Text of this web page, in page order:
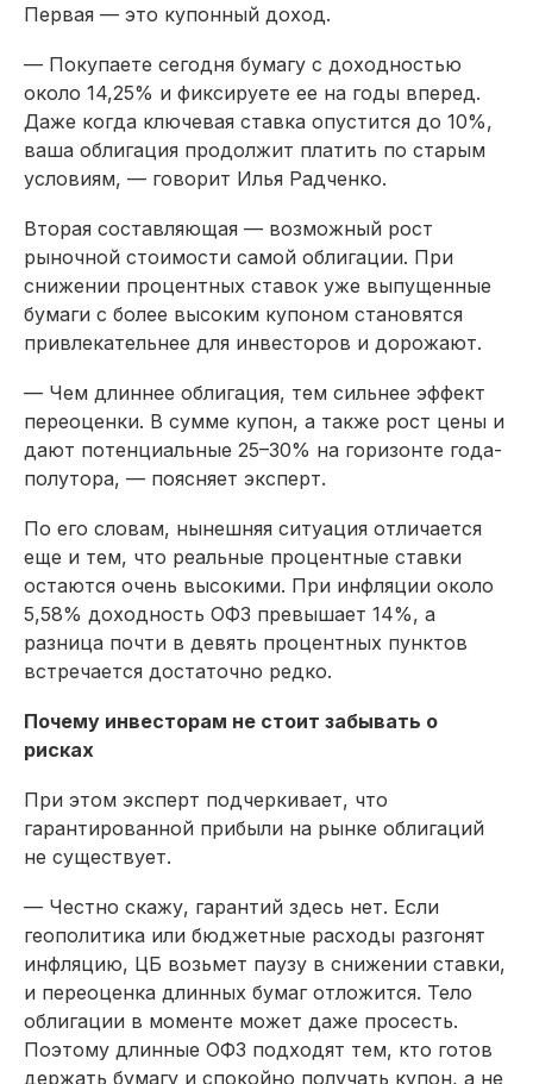
Первая — это купонный доход.
— Покупаете сегодня бумагу с доходностью
около 14,25% и фиксируете ее на годы вперед.
Даже когда ключевая ставка опустится до 10%,
ваша облигация продолжит платить по старым
условиям, — говорит Илья Радченко.
Вторая составляющая — возможный рост
рыночной стоимости самой облигации. При
снижении процентных ставок уже выпущенные
бумаги с более высоким купоном становятся
привлекательнее для инвесторов и дорожают.
— Чем длиннее облигация, тем сильнее эффект
переоценки. В сумме купон, а также рост цены и
дают потенциальные 25–30% на горизонте года-
полутора, — поясняет эксперт.
По его словам, нынешняя ситуация отличается
еще и тем, что реальные процентные ставки
остаются очень высокими. При инфляции около
5,58% доходность ОФЗ превышает 14%, а
разница почти в девять процентных пунктов
встречается достаточно редко.
Почему инвесторам не стоит забывать о
рисках
При этом эксперт подчеркивает, что
гарантированной прибыли на рынке облигаций
не существует.
— Честно скажу, гарантий здесь нет. Если
геополитика или бюджетные расходы разгонят
инфляцию, ЦБ возьмет паузу в снижении ставки,
и переоценка длинных бумаг отложится. Тело
облигации в моменте может даже просесть.
Поэтому длинные ОФЗ подходят тем, кто готов
держать бумагу и спокойно получать купон, а не